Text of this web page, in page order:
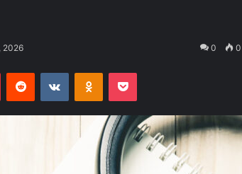
2026 0 0
PinterestReddit VKontakteOdnoklassniki
Pocket